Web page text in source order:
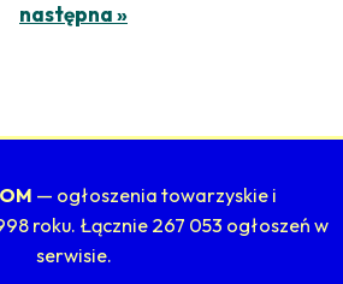
następna »
— ogłoszenia towarzyskie i
roku. Łącznie 267 053 ogłoszeń w
serwisie.